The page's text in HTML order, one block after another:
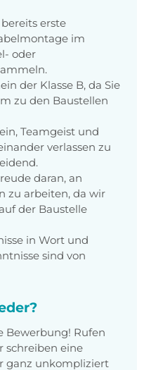
erste
im
oder
der Klasse B, da Sie
zu den Baustellen
Teamgeist und
verlassen zu
daran, an
zu arbeiten, da wir
der Baustelle
in Wort und
sind von
Bewerbung! Rufen
schreiben eine
ganz unkompliziert